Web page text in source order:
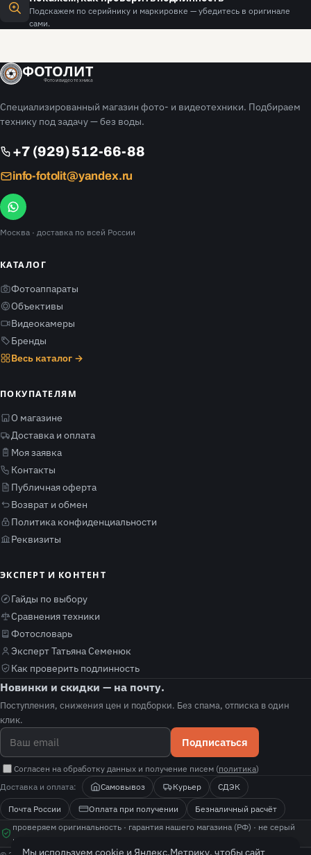
Подскажем по серийнику и маркировке — убедитесь в оригинале
сами.
ФОТОЛИТ
Фото и видео техника
Специализированный магазин фото- и видеотехники. Подбираем
технику под задачу — без воды.
+7 (929) 512-66-88
info-fotolit@yandex.ru
Москва · доставка по всей России
КАТАЛОГ
Фотоаппараты
Объективы
Видеокамеры
Бренды
Весь каталог →
ПОКУПАТЕЛЯМ
О магазине
Доставка и оплата
Моя заявка
Контакты
Публичная оферта
Возврат и обмен
Политика конфиденциальности
Реквизиты
ЭКСПЕРТ И КОНТЕНТ
Гайды по выбору
Сравнения техники
Фотословарь
Эксперт Татьяна Семенюк
Как проверить подлинность
Новинки и скидки — на почту.
Поступления, снижения цен и подборки. Без спама, отписка в один
клик.
Подписаться
Согласен на обработку данных и получение писем (политика)
Доставка и оплата: Самовывоз Курьер
СДЭК
Почта России
Оплата при получении
Безналичный расчёт
проверяем оригинальность · гарантия нашего магазина (РФ) · не серый
импорт · покажем, как проверить подлинность